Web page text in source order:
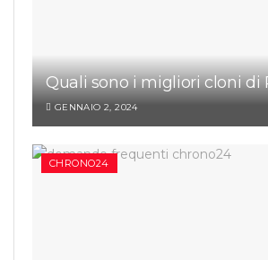
Quali sono i migliori cloni di
GENNAIO 2, 2024
CHRONO24